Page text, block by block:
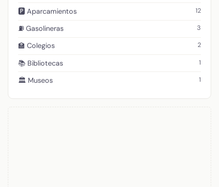
🅿️ Aparcamientos 12
⛽ Gasolineras 3
🏫 Colegios 2
📚 Bibliotecas 1
🏛️ Museos 1